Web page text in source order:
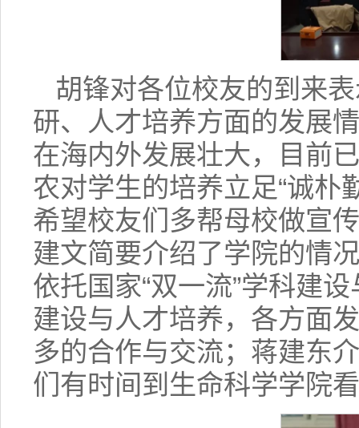
胡锋对各位校友的到来
研、人才培养方面的发展
在海内外发展壮大，目前
农对学生的培养立足“诚朴
希望校友们多帮母校做宣
建文简要介绍了学院的情
依托国家“双一流”学科建
建设与人才培养，各方面
多的合作与交流；蒋建东
们有时间到生命科学学院